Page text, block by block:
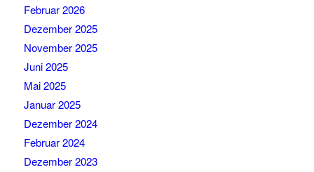
Februar 2026
Dezember 2025
November 2025
Juni 2025
Mai 2025
Januar 2025
Dezember 2024
Februar 2024
Dezember 2023